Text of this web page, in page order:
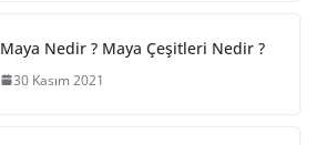
Maya Nedir ? Maya Çeşitleri Nedir ?
30 Kasım 2021